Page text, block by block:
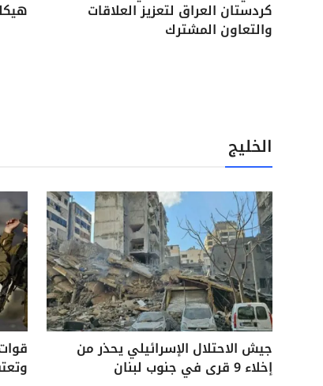
كردستان العراق لتعزيز العلاقات
والتعاون المشترك
الخليج
جيش الاحتلال الإسرائيلي يحذر من
إخلاء 9 قرى في جنوب لبنان